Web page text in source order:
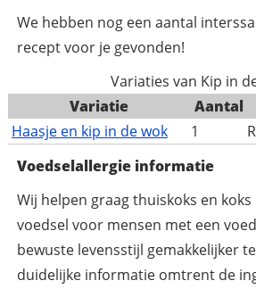
We hebben nog een aantal
recept voor je gevonden!
Variaties van Kip in
Variatie
Aantal
Haasje en kip in de wok
1
Voedselallergie informatie
Wij helpen graag thuiskoks en
voedsel voor mensen met een
bewuste levensstijl gemakkelijker
duidelijke informatie omtrent de